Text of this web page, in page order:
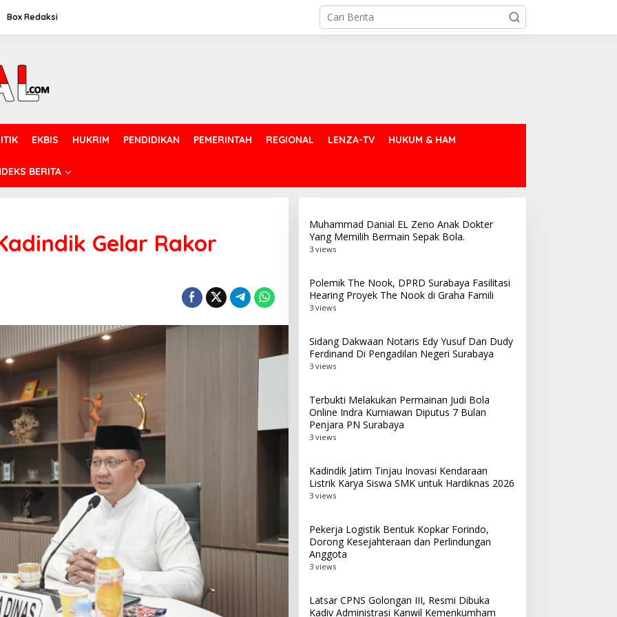
Box Redaksi
EKBIS HUKRIM PENDIDIKAN PEMERINTAH REGIONAL LENZA-TV HUKUM & HAM
BERITA
Gelar Rakor
Muhammad Danial EL Zeno Anak Dokter
Yang Memilih Bermain Sepak Bola.
3 views
Polemik The Nook, DPRD Surabaya Fasilitasi
Hearing Proyek The Nook di Graha Famili
3 views
Sidang Dakwaan Notaris Edy Yusuf Dan Dudy
Ferdinand Di Pengadilan Negeri Surabaya
3 views
Terbukti Melakukan Permainan Judi Bola
Online Indra Kurniawan Diputus 7 Bulan
Penjara PN Surabaya
3 views
Kadindik Jatim Tinjau Inovasi Kendaraan
Listrik Karya Siswa SMK untuk Hardiknas 2026
3 views
Pekerja Logistik Bentuk Kopkar Forindo,
Dorong Kesejahteraan dan Perlindungan
Anggota
3 views
Latsar CPNS Golongan III, Resmi Dibuka
Kadiv Administrasi Kanwil Kemenkumham